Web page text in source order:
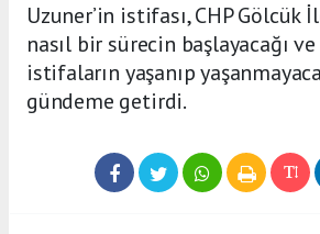
Uzuner’in istifası, CHP Gölcük
nasıl bir sürecin başlayacağı
istifaların yaşanıp
gündeme getirdi.